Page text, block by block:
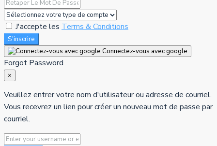
J'accepte les Terms & Conditions
S'inscrire
Connectez-vous avec google
Forgot Password
×
Veuillez entrer votre nom d'utilisateur ou adresse de courriel.
Vous recevrez un lien pour créer un nouveau mot de passe par
courriel.